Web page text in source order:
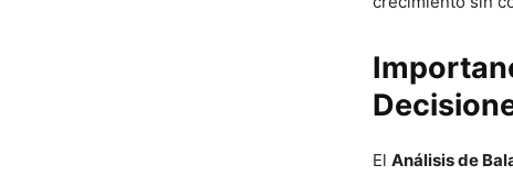
El Análisis de